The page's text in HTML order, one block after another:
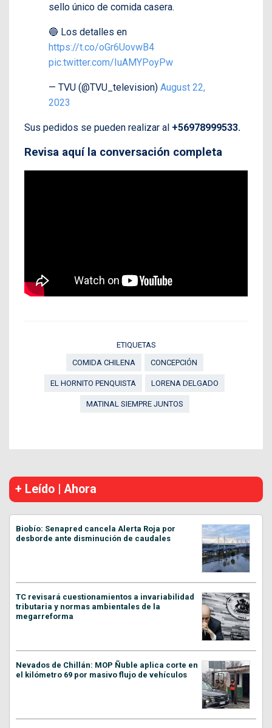
sello único de comida casera.
🔵 Los detalles en
https://t.co/oGr6UovwB4
pic.twitter.com/IuAMYPoyPw
— TVU (@TVU_television) August 22,
2023
Sus pedidos se pueden realizar al +56978999533.
Revisa aquí la conversación completa
ETIQUETAS
COMIDA CHILENA
CONCEPCIÓN
EL HORNITO PENQUISTA LORENA DELGADO
MATINAL SIEMPRE JUNTOS
+ Leído | Ahora
Biobío: Senapred cancela Alerta Roja por
desborde ante disminución de caudales
TC revisará cuestionamientos a invariabilidad
tributaria y normas ambientales de la
megarreforma
Nevados de Chillán: MOP Ñuble aplica corte en
el kilómetro 69 por masivo flujo de vehículos